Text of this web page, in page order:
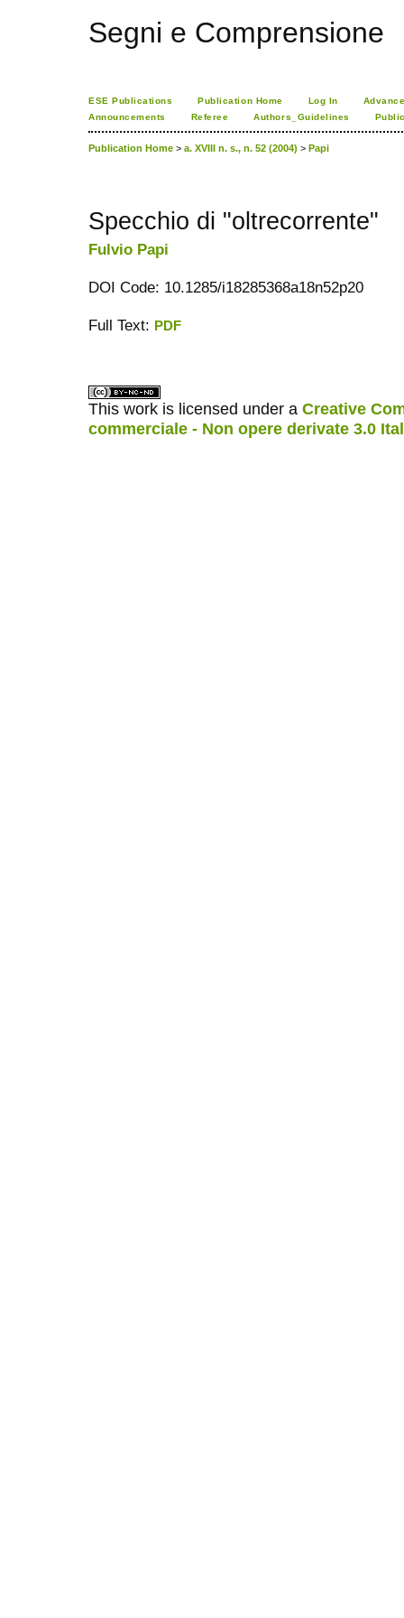
Segni e Comprensione
ESE Publications Publication Home Log In
Announcements
Referee Authors_Guidelines
Publication Home > a. XVIII n. s., n. 52 (2004) > Papi
Specchio di "oltrecorrente"
Fulvio Papi
DOI Code: 10.1285/i18285368a18n52p20
Full Text: PDF
This work is licensed under a Creative
commerciale - Non opere derivate 3.0